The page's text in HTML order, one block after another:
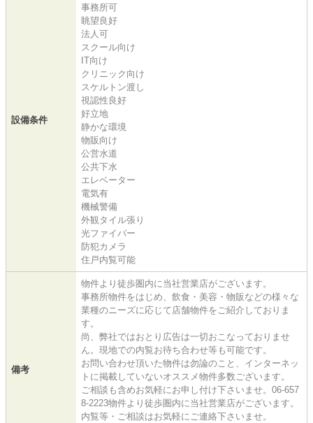
設備条件
事務所可
眺望良好
法人可
スクール向け
IT向け
クリニック向け
スケルトン渡し
視認性良好
好立地
静かな環境
物販向け
公営水道
公共下水
エレベーター
電気有
機械警備
外観タイル張り
光ファイバー
防犯カメラ
住戸内覧可能
備考
物件より徒歩圏内に当社営業店がございます。
事務所物件をはじめ、飲食・美容・物販などの様々な
業種のニーズに応じて店舗物件をご紹介しておりま
す。
尚、弊社ではおとり広告は一切おこなっておりませ
ん。現地での内覧お待ち合わせ等も可能です。
お問い合わせ頂いた物件は勿論のこと、インターネッ
トに掲載していないオススメ物件多数ございます。
ご相談も含めお気軽にお申し付け下さいませ。06-657
8-2223物件より徒歩圏内に当社営業店がございます。
内覧等・ご相談はお気軽にご連絡下さいませ。